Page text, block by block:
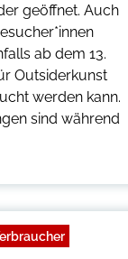
geöffnet. Auch
ab dem 13.
Outsiderkunst
werden kann.
sind während